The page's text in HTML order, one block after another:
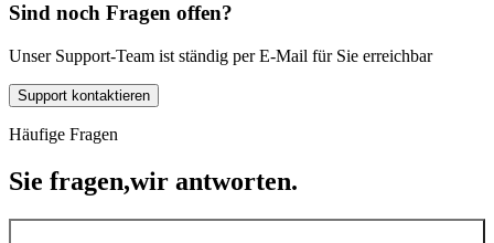
Sind noch Fragen offen?
Unser Support-Team ist ständig per E-Mail für Sie erreichbar
Support kontaktieren
Häufige Fragen
Sie fragen,wir antworten.